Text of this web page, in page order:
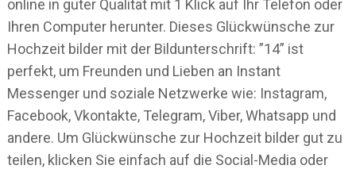
online in guter Qualität mit 1 Klick auf Ihr Telefon oder
Ihren Computer herunter. Dieses Glückwünsche zur
Hochzeit bilder mit der Bildunterschrift: ”14” ist
perfekt, um Freunden und Lieben an Instant
Messenger und soziale Netzwerke wie: Instagram,
Facebook, Vkontakte, Telegram, Viber, Whatsapp und
andere. Um Glückwünsche zur Hochzeit bilder gut zu
teilen, klicken Sie einfach auf die Social-Media oder